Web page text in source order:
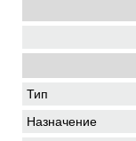
Тип
Назначение